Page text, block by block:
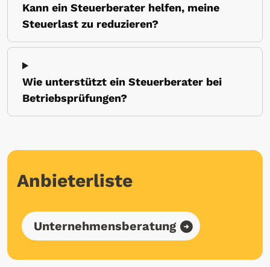
Kann ein Steuerberater helfen, meine
Steuerlast zu reduzieren?
Wie unterstützt ein Steuerberater bei
Betriebsprüfungen?
Anbieterliste
Unternehmensberatung